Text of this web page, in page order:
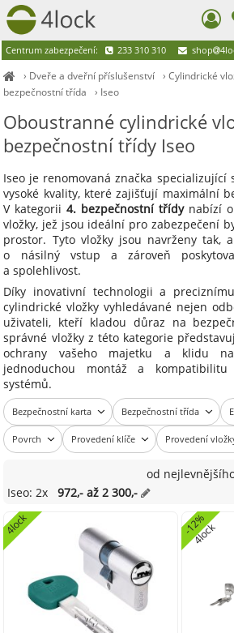
› Dveře a dveřní příslušenství ›Cylindrické
bezpečnostní třída
› Iseo
Oboustranné cylindrické
bezpečnostní třídy Iseo
Iseo je renomovaná značka specializující
vysoké kvality, které zajišťují maximální
V kategorii4. bezpečnostní třídynabízí
vložky, jež jsou ideální pro zabezpečení
prostor. Tyto vložky jsou navrženy tak,
o násilný vstup a zároveň
a spolehlivost.
Díky inovativní technologii a
cylindrické vložky vyhledávané nejen
uživateli, kteří kladou důraz na
správné vložky z této kategorie
ochrany vašeho majetku a klidu
jednoduchou montáž a
systémů.
Bezpečnostní karta Bezpečnostní třída
Povrch Provedení klíče Provedení
od
Iseo: 2x
972,- až 2 300,-
4lock -
1
2
%
4
l
o
c
k
Centrum zabezpečení: 233 310 310 shop